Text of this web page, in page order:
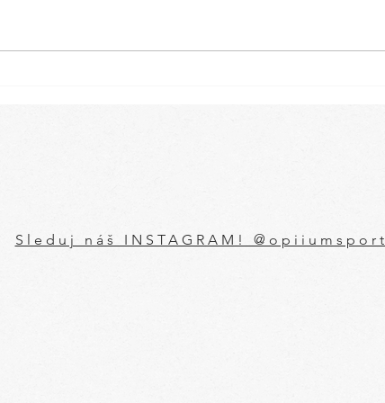
Sleduj náš INSTAGRAM! @opiiumsport